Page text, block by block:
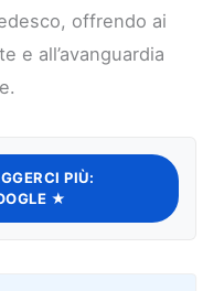
offrendo ai
e all’avanguardia
PIÙ:
★